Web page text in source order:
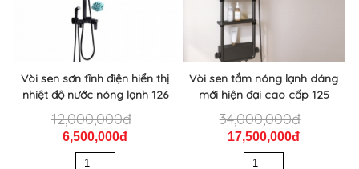
Vòi sen sơn tĩnh điện hiển thị
nhiệt độ nước nóng lạnh 126
12,000,000đ
6,500,000đ
Vòi sen tắm nóng lạnh dáng
mới hiện đại cao cấp 125
34,000,000đ
17,500,000đ